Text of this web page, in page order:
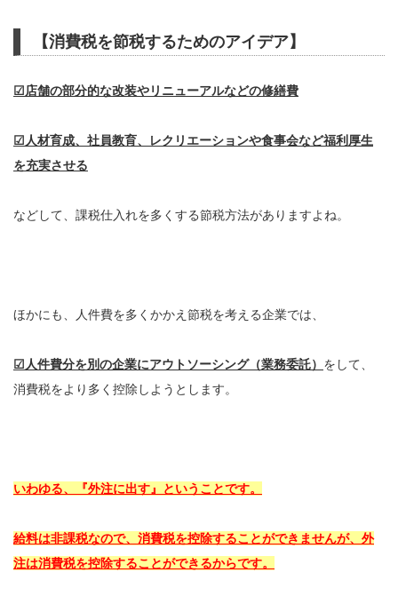
【消費税を節税するためのアイデア】
☑店舗の部分的な改装やリニューアルなどの修繕費
☑人材育成、社員教育、レクリエーションや食事会など福利厚生
を充実させる
などして、課税仕入れを多くする節税方法がありますよね。
ほかにも、人件費を多くかかえ節税を考える企業では、
☑人件費分を別の企業にアウトソーシング（業務委託） をして、
消費税をより多く控除しようとします。
いわゆる、『外注に出す』ということです。
給料は非課税なので、消費税を控除することができませんが、外
注は消費税を控除することができるからです。